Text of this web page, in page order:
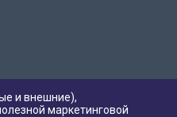
и внешние),
маркетинговой